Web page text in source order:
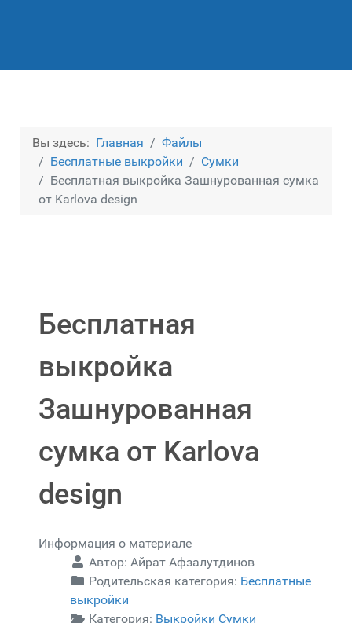
Вы здесь: Главная
Файлы
Бесплатные выкройки
Сумки
Бесплатная выкройка Зашнурованная сумка
от Karlova design
Бесплатная
выкройка
Зашнурованная
сумка от Karlova
design
Информация о материале
Автор: Айрат Афзалутдинов
Родительская категория: Бесплатные
выкройки
Категория: Выкройки Сумки